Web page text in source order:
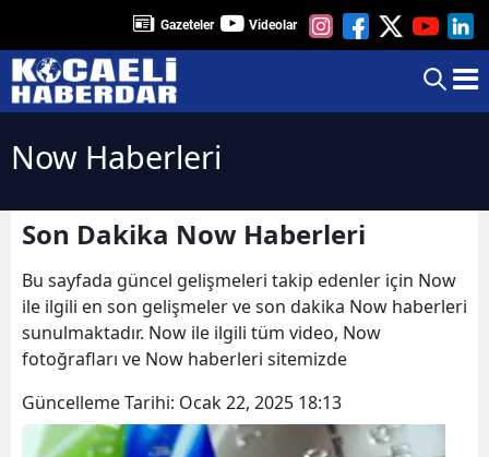
Gazeteler Videolar
Now Haberleri
Son Dakika Now Haberleri
Bu sayfada güncel gelişmeleri takip edenler için Now
ile ilgili en son gelişmeler ve son dakika Now haberleri
sunulmaktadır. Now ile ilgili tüm video, Now
fotoğrafları ve Now haberleri sitemizde
Güncelleme Tarihi: Ocak 22, 2025 18:13